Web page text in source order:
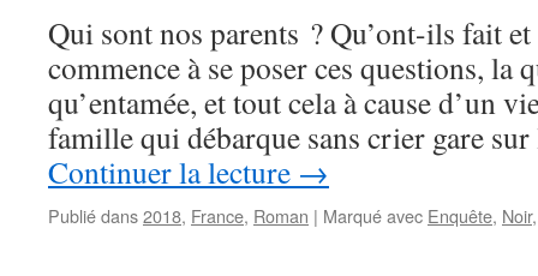
Qui sont nos parents ? Qu’ont-ils fait
commence à se poser ces questions, la
qu’entamée, et tout cela à cause d’un
famille qui débarque sans crier gare
Continuer la lecture →
Publié dans2018, France, Roman | Marqué avec Enquête, Noir